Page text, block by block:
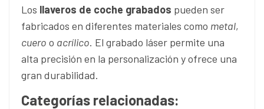
Los llaveros de coche grabados pueden ser
fabricados en diferentes materiales como metal,
cuero o acrílico. El grabado láser permite una
alta precisión en la personalización y ofrece una
gran durabilidad.
Categorías relacionadas: